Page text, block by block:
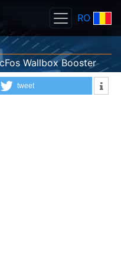
RO
cFos Wallbox Booster
tweet